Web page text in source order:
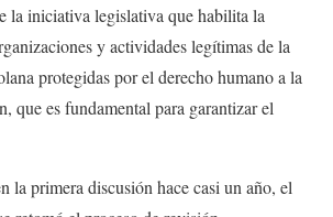
la iniciativa legislativa que habilita la
y actividades legítimas de la
protegidas por el derecho humano a la
que es fundamental para garantizar el
la primera discusión hace casi un año, el